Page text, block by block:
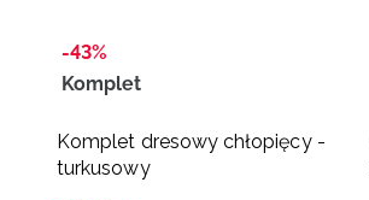
-43%
Komplet
Komplet dresowy chłopięcy -
turkusowy